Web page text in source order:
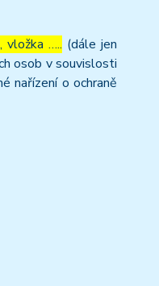
….. (dále jen
osob v souvislosti
nařízení o ochraně